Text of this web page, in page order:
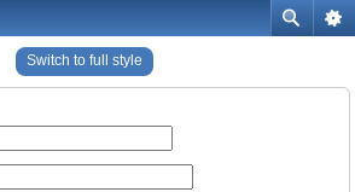
Switch to full style